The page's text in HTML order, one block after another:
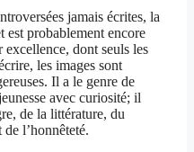
jamais écrites, la
est probablement encore
dont seuls les
les images sont
Il a le genre de
avec curiosité; il
de la littérature, du
l’honnêteté.